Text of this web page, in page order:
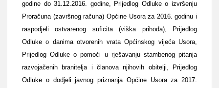
godine do 31.12.2016. godine, Prijedlog Odluke o izvršenju
Proračuna (završnog računa) Općine Usora za 2016. godinu i
raspodjeli ostvarenog suficita (viška prihoda), Prijedlog
Odluke o danima otvorenih vrata Općinskog vijeća Usora,
Prijedlog Odluke o pomoći u rješavanju stambenog pitanja
razvojačenih branitelja i članova njihovih obitelji, Prijedlog
Odluke o dodjeli javnog priznanja Općine Usora za 2017.